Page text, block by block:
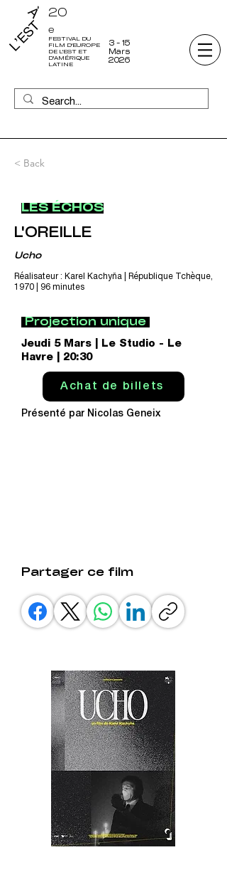
FESTIVAL DU
FILM D'EUROPE
DE L'EST ET
D'AMÉRIQUE
LATINE
20
e
3 - 15
Mars
2026
< Back
LES ÉCHOS
L'OREILLE
Ucho
Réalisateur : Karel Kachyňa | République Tchèque,
1970 | 96 minutes
Projection unique
Jeudi 5 Mars | Le Studio - Le
Havre | 20:30
Achat de billets
Présenté par Nicolas Geneix
Partager ce film